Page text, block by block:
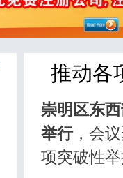
推动各
崇明区东
举行，会
项突破性